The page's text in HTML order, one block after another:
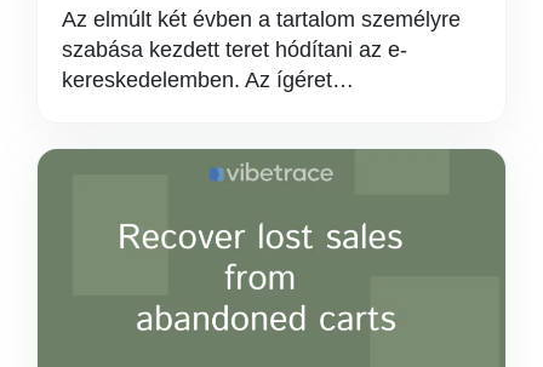
Az elmúlt két évben a tartalom személyre
szabása kezdett teret hódítani az e-
kereskedelemben. Az ígéret…